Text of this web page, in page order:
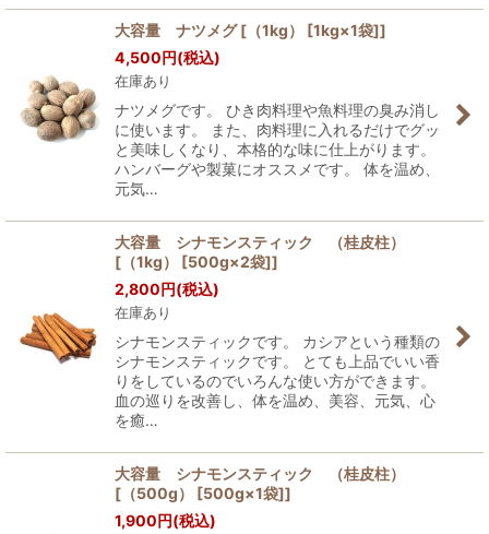
大容量 ナツメグ [（1kg） [1kg×1袋]]
4,500円(税込)
在庫あり
ナツメグです。 ひき肉料理や魚料理の臭み消し
に使います。 また、肉料理に入れるだけでグッ
と美味しくなり、本格的な味に仕上がります。
ハンバーグや製菓にオススメです。 体を温め、
元気…
大容量 シナモンスティック （桂皮柱）
[（1kg） [500g×2袋]]
2,800円(税込)
在庫あり
シナモンスティックです。 カシアという種類の
シナモンスティックです。 とても上品でいい香
りをしているのでいろんな使い方ができます。
血の巡りを改善し、体を温め、美容、元気、心
を癒…
大容量 シナモンスティック （桂皮柱）
[（500g） [500g×1袋]]
1,900円(税込)